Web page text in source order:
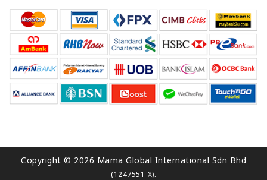
Copyright © 2026 Mama Global International Sdn Bhd
(1247551-X).